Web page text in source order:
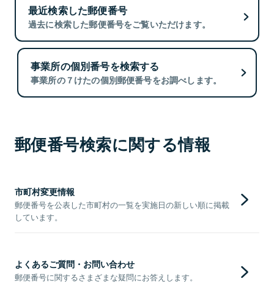
最近検索した郵便番号
過去に検索した郵便番号をご覧いただけます。
事業所の個別番号を検索する
事業所の７けたの個別郵便番号をお調べします。
郵便番号検索に関する情報
市町村変更情報
郵便番号を公表した市町村の一覧を実施日の新しい順に掲載
しています。
よくあるご質問・お問い合わせ
郵便番号に関するさまざまな疑問にお答えします。